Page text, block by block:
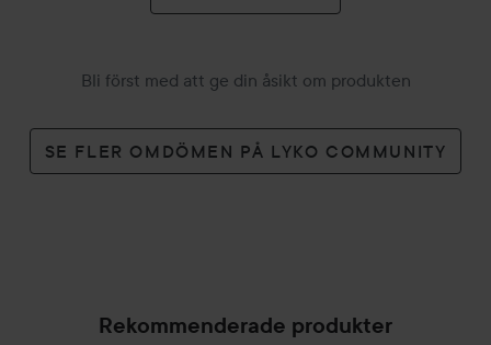
Bli först med att ge din åsikt om produkten
SE FLER OMDÖMEN PÅ LYKO COMMUNITY
Rekommenderade produkter